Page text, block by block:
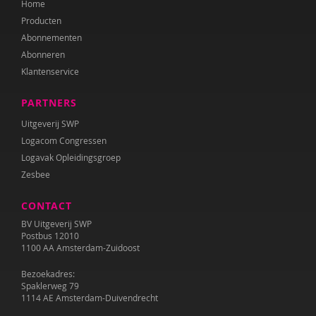
Katrien Brys
Ed Buitenhek
Wouter Bulckaert
Leen Dom
Edith van Eck
Sonja Ehlers
Tirtsa Ehrlich
Belinda Fallaux
Naomie Geens
Home
Producten
Abonnementen
Abonneren
Klantenservice
PARTNERS
Uitgeverij SWP
Logacom Congressen
Logavak Opleidingsgroep
Zesbee
CONTACT
BV Uitgeverij SWP
Postbus 12010
1100 AA Amsterdam-Zuidoost
Bezoekadres:
Spaklerweg 79
1114 AE Amsterdam-Duivendrecht